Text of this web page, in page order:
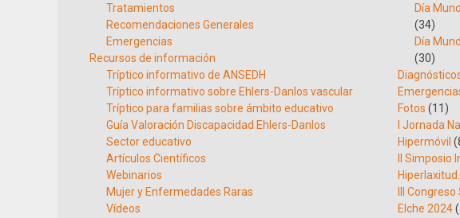
Tratamientos
Recomendaciones Generales
Emergencias
Recursos de información
Tríptico informativo de ANSEDH
Tríptico informativo sobre Ehlers-Danlos vascular
Tríptico para familias sobre ámbito educativo
Guía Valoración Discapacidad Ehlers-Danlos
Sector educativo
Artículos Científicos
Webinarios
Mujer y Enfermedades Raras
Vídeos
Día
(34)
Día
(30)
Fotos (11)
I Jornada
Hipermóvil
II Simposio
III
Elche 2024